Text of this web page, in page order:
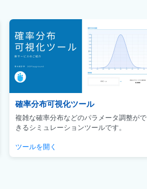
確率分布可視化ツール
複雑な確率分布などのパラメータ調整がで
きるシミュレーションツールです。
ツールを開く